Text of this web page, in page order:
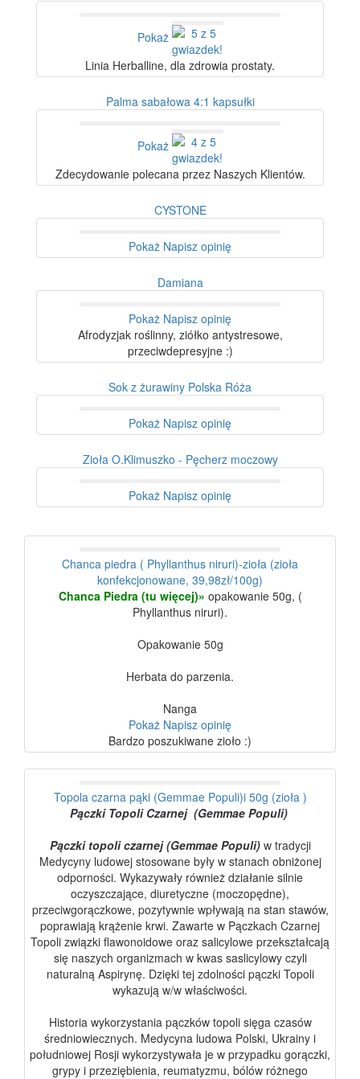
Pokaż
Linia Herballine, dla zdrowia prostaty.
Palma sabałowa 4:1 kapsułki
Pokaż
Zdecydowanie polecana przez Naszych Klientów.
CYSTONE
Pokaż Napisz opinię
Damiana
Pokaż Napisz opinię
Afrodyzjak roślinny, ziółko antystresowe,
przeciwdepresyjne :)
Sok z żurawiny Polska Róża
Pokaż Napisz opinię
Zioła O.Klimuszko - Pęcherz moczowy
Pokaż Napisz opinię
Chanca piedra ( Phyllanthus niruri)-zioła (zioła
konfekcjonowane, 39,98zł/100g)
Chanca Piedra (tu więcej)» opakowanie 50g, (
Phyllanthus niruri).
Opakowanie 50g
Herbata do parzenia.
Nanga
Pokaż Napisz opinię
Bardzo poszukiwane zioło :)
Topola czarna pąki (Gemmae Populi)i 50g (zioła )
Pączki Topoli Czarnej (Gemmae Populi)
Pączki topoli czarnej (Gemmae Populi)w tradycji
Medycyny ludowej stosowane były w stanach obniżonej
odporności. Wykazywały również działanie silnie
oczyszczające, diuretyczne (moczopędne),
przeciwgorączkowe, pozytywnie wpływają na stan stawów,
poprawiają krążenie krwi. Zawarte w Pączkach Czarnej
Topoli związki flawonoidowe oraz salicylowe przekształcają
się naszych organizmach w kwas saslicylowy czyli
naturalną Aspirynę. Dzięki tej zdolności pączki Topoli
wykazują w/w właściwości.
Historia wykorzystania pączków topoli sięga czasów
średniowiecznych. Medycyna ludowa Polski, Ukrainy i
południowej Rosji wykorzystywała je w przypadku gorączki,
grypy i przeziębienia, reumatyzmu, bólów różnego